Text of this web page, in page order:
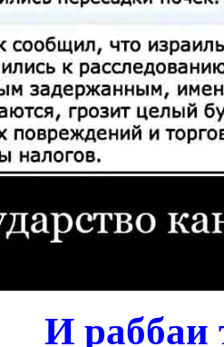
И раббаи